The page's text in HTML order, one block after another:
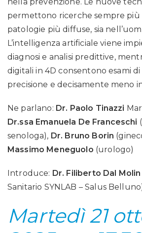
permettono ricerche sempre più
patologie più diffuse, sia
L’intelligenza artificiale viene
diagnosi e analisi predittive,
digitali in 4D consentono esami
precisione e decisamente meno
Ne parlano: Dr. Paolo Tinazzi
Dr.ssa Emanuela De Franceschi
senologa), Dr. Bruno Borin
Massimo Meneguolo (urologo)
Introduce: Dr. Filiberto Dal Molin
Sanitario SYNLAB – Salus
Martedì 21